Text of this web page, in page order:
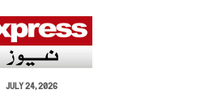
JULY 24, 2026